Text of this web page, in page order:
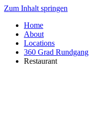
Zum Inhalt springen
Home
About
Locations
360 Grad Rundgang
Restaurant